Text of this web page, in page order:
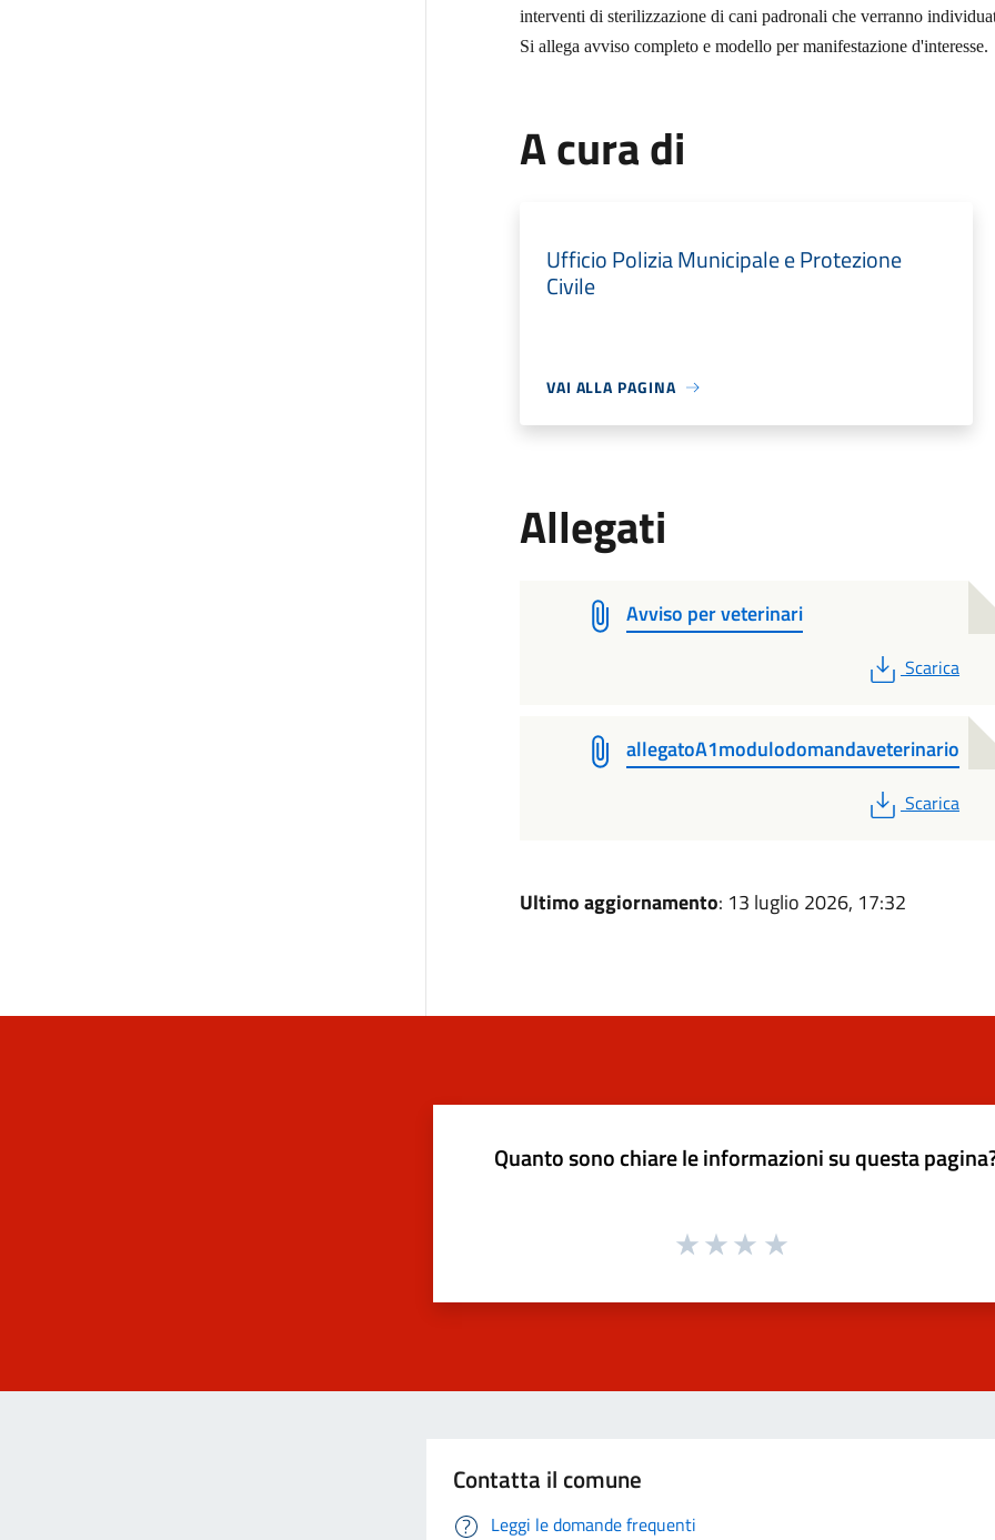
interventi di sterilizzazione di cani padronali che verranno
Si allega avviso completo e modello per manifestazione d'interesse.
A cura di
Ufficio Polizia Municipale e Protezione
Civile
VAI ALLA PAGINA
Allegati
Avviso per veterinari
PDF
Scarica
allegatoA1modulodomandaveterinario
PDF
Scarica
Ultimo aggiornamento: 13 luglio 2026, 17:32
Quanto sono chiare le informazioni su questa
Contatta il comune
Leggi le domande frequenti